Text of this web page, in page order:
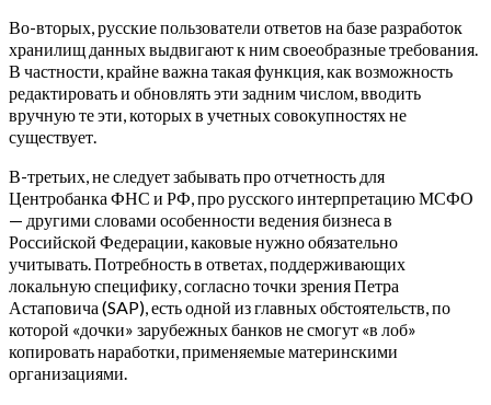
Во-вторых, русские пользователи ответов на базе разработок
хранилищ данных выдвигают к ним своеобразные требования.
В частности, крайне важна такая функция, как возможность
редактировать и обновлять эти задним числом, вводить
вручную те эти, которых в учетных совокупностях не
существует.
В-третьих, не следует забывать про отчетность для
Центробанка ФНС и РФ, про русского интерпретацию МСФО
— другими словами особенности ведения бизнеса в
Российской Федерации, каковые нужно обязательно
учитывать. Потребность в ответах, поддерживающих
локальную специфику, согласно точки зрения Петра
Астаповича (SAP), есть одной из главных обстоятельств, по
которой «дочки» зарубежных банков не смогут «в лоб»
копировать наработки, применяемые материнскими
организациями.